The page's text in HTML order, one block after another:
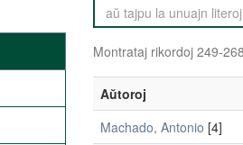
Montrataj rikordoj 249-
Aŭtoroj
Machado, Antonio [4]